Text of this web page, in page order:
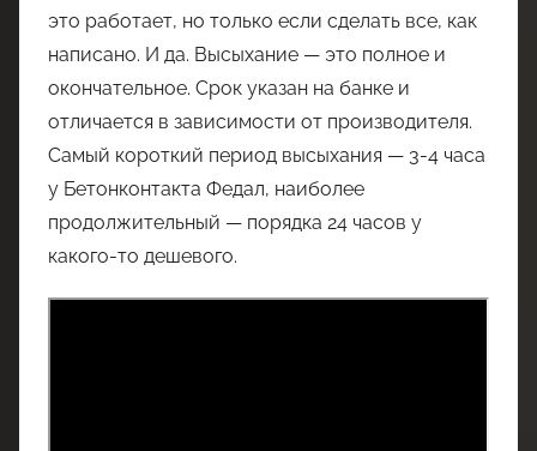
это работает, но только если сделать все, как
написано. И да. Высыхание — это полное и
окончательное. Срок указан на банке и
отличается в зависимости от производителя.
Самый короткий период высыхания — 3-4 часа
у Бетонконтакта Федал, наиболее
продолжительный — порядка 24 часов у
какого-то дешевого.